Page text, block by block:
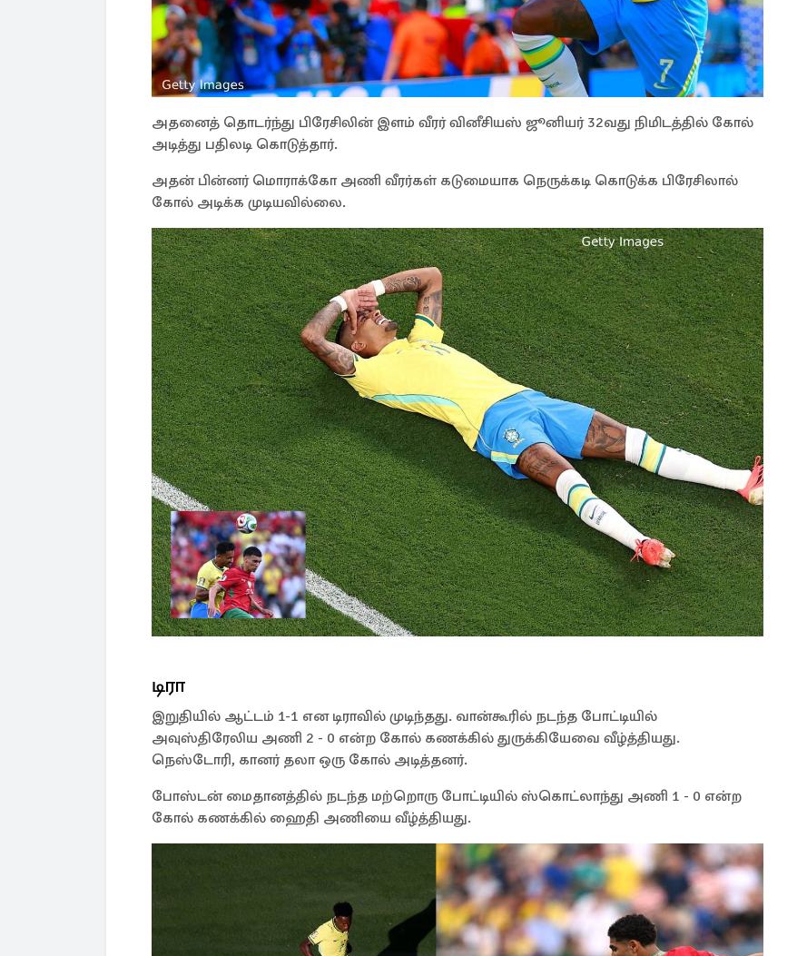
அதனைத் தொடர்ந்து பிரேசிலின் இளம் வீரர் வினீசியஸ் ஜூனியர் 32வது நிமிடத்தில் கோல்
அடித்து பதிலடி கொடுத்தார்.
அதன் பின்னர் மொராக்கோ அணி வீரர்கள் கடுமையாக நெருக்கடி கொடுக்க பிரேசிலால்
கோல் அடிக்க முடியவில்லை.
டிரா
இறுதியில் ஆட்டம் 1-1 என டிராவில் முடிந்தது. வான்கூரில் நடந்த போட்டியில்
அவுஸ்திரேலிய அணி 2 - 0 என்ற கோல் கணக்கில் துருக்கியேவை வீழ்த்தியது.
நெஸ்டோரி, கானர் தலா ஒரு கோல் அடித்தனர்.
போஸ்டன் மைதானத்தில் நடந்த மற்றொரு போட்டியில் ஸ்கொட்லாந்து அணி 1 - 0 என்ற
கோல் கணக்கில் ஹைதி அணியை வீழ்த்தியது.